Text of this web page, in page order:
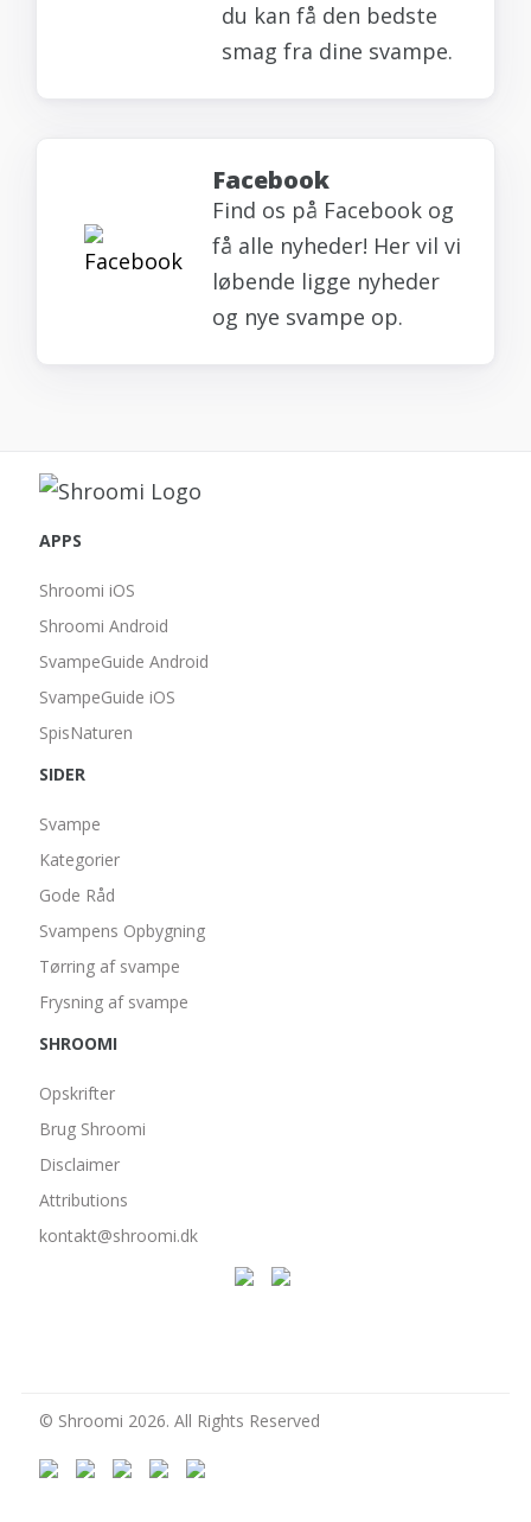
du kan få den bedste
smag fra dine svampe.
Facebook
Find os på Facebook og
få alle nyheder! Her vil vi
løbende ligge nyheder
og nye svampe op.
APPS
Shroomi iOS
Shroomi Android
SvampeGuide Android
SvampeGuide iOS
SpisNaturen
SIDER
Svampe
Kategorier
Gode Råd
Svampens Opbygning
Tørring af svampe
Frysning af svampe
SHROOMI
Opskrifter
Brug Shroomi
Disclaimer
Attributions
kontakt@shroomi.dk
© Shroomi 2026. All Rights Reserved